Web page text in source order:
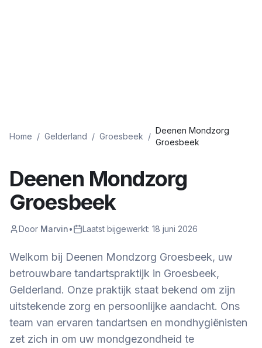
Home / Gelderland / Groesbeek /
Deenen Mondzorg
Groesbeek
Deenen Mondzorg
Groesbeek
Door Marvin• Laatst bijgewerkt: 18 juni 2026
Welkom bij Deenen Mondzorg Groesbeek, uw
betrouwbare tandartspraktijk in Groesbeek,
Gelderland. Onze praktijk staat bekend om zijn
uitstekende zorg en persoonlijke aandacht. Ons
team van ervaren tandartsen en mondhygiënisten
zet zich in om uw mondgezondheid te